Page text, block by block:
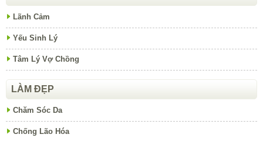
Lãnh Cảm
Yếu Sinh Lý
Tâm Lý Vợ Chồng
LÀM ĐẸP
Chăm Sóc Da
Chống Lão Hóa